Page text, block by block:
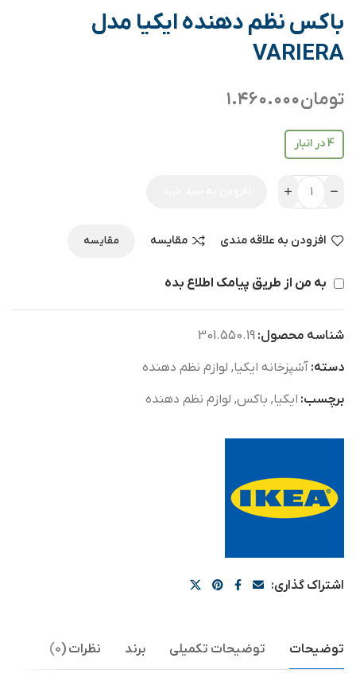
باکس نظم دهنده ایکیا مدل
VARIERA
تومان
4 در انبار
افزودن به علاقه مندی مقایسه مقایسه
به من از طریق پیامک اطلاع بده
شناسه محصول: 301.550.19
دسته: آشپزخانه ایکیا, لوازم نظم دهنده
برچسب: ایکیا, باکس, لوازم نظم دهنده
اشتراک گذاری:
توضیحات توضیحات تکمیلی برند نظرات (0)